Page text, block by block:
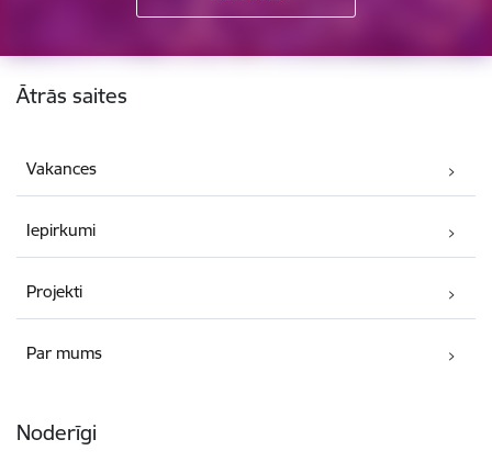
Kājene
Ātrās saites
Vakances
Iepirkumi
Projekti
Par mums
Noderīgi